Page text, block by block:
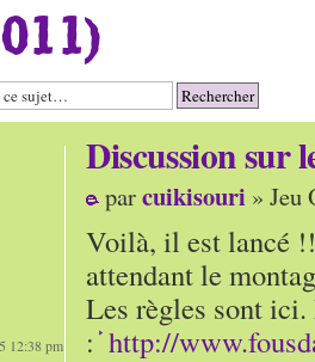
Discussion sur
parcuikisouri » Jeu
Voilà, il est lancé
attendant le
Les règles sont
: http://
12:38 pm